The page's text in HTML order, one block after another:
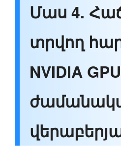
Մաս 4.
տրվող
NVIDIA GPU